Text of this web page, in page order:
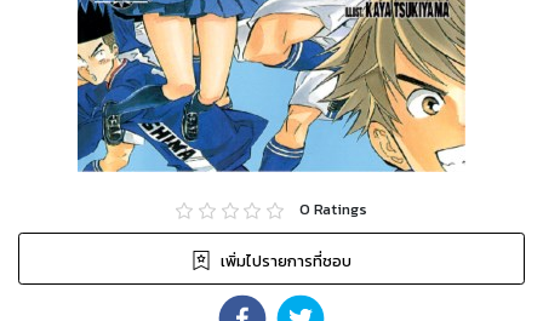
0 Ratings
เพิ่มไปรายการที่ชอบ